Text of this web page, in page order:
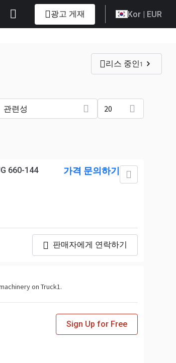
광고 게재 Kor | EUR
리스 중인1
관련성 20
660-144 가격 문의하기
판매자에게 연락하기
on Truck1.
Sign Up for Free